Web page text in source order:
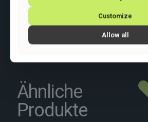
Schaltung: Shimano Ultegra hydraulic disc,
Ähnliche
Produkte
Customize
Allow all